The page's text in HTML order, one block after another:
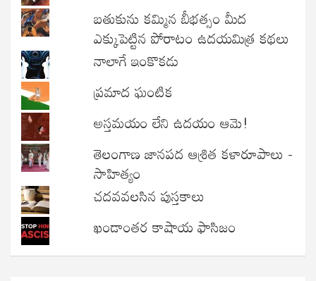
బతుకును కమ్మిన బీభత్సం మీద
ఎక్కుపెట్టిన పోరాటం ఉదయమిత్ర కథలు
నాలాగే ఇంకొకడు
ప్రమాద ఘంటిక
అస్తమయం లేని ఉదయం ఆమె!
తెలంగాణ జానపద ఆశ్రిత కళారూపాలు -
సాహిత్యం
చదవవలసిన పుస్తకాలు
ఖండాంతర కాషాయ ఫాసిజం